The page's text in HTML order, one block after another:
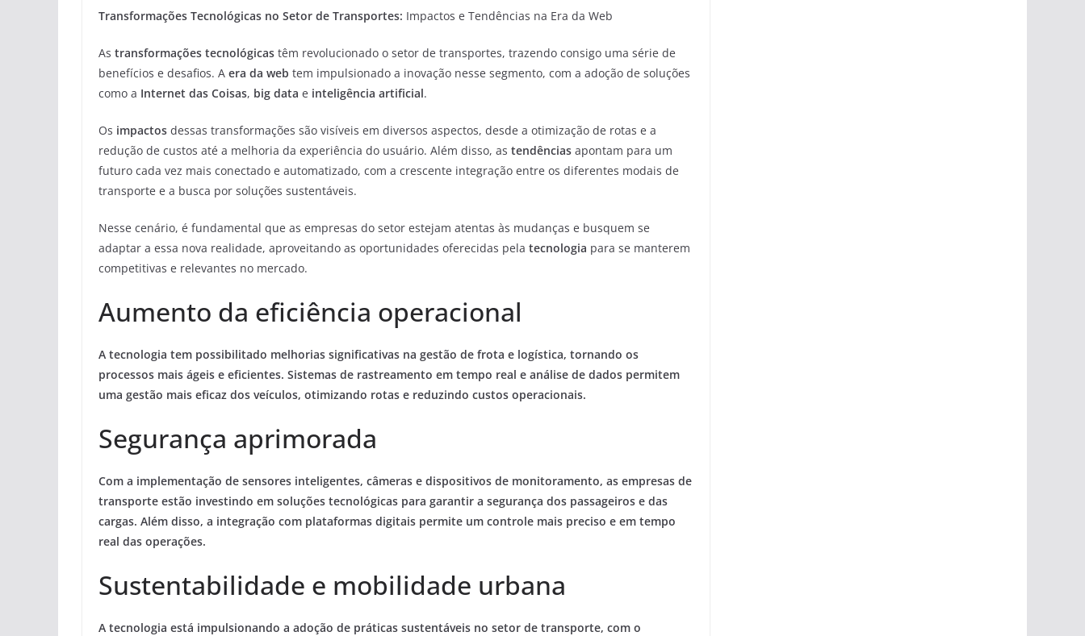
Transformações Tecnológicas no Setor de Transportes: Impactos e Tendências na Era da Web
As transformações tecnológicas têm revolucionado o setor de transportes, trazendo consigo uma série de
benefícios e desafios. A era da web tem impulsionado a inovação nesse segmento, com a adoção de soluções
como a Internet das Coisas, big data e inteligência artificial.
Os impactos dessas transformações são visíveis em diversos aspectos, desde a otimização de rotas e a
redução de custos até a melhoria da experiência do usuário. Além disso, as tendências apontam para um
futuro cada vez mais conectado e automatizado, com a crescente integração entre os diferentes modais de
transporte e a busca por soluções sustentáveis.
Nesse cenário, é fundamental que as empresas do setor estejam atentas às mudanças e busquem se
adaptar a essa nova realidade, aproveitando as oportunidades oferecidas pela tecnologia para se manterem
competitivas e relevantes no mercado.
Aumento da eficiência operacional
A tecnologia tem possibilitado melhorias significativas na gestão de frota e logística, tornando os
processos mais ágeis e eficientes. Sistemas de rastreamento em tempo real e análise de dados permitem
uma gestão mais eficaz dos veículos, otimizando rotas e reduzindo custos operacionais.
Segurança aprimorada
Com a implementação de sensores inteligentes, câmeras e dispositivos de monitoramento, as empresas de
transporte estão investindo em soluções tecnológicas para garantir a segurança dos passageiros e das
cargas. Além disso, a integração com plataformas digitais permite um controle mais preciso e em tempo
real das operações.
Sustentabilidade e mobilidade urbana
A tecnologia está impulsionando a adoção de práticas sustentáveis no setor de transporte, com o